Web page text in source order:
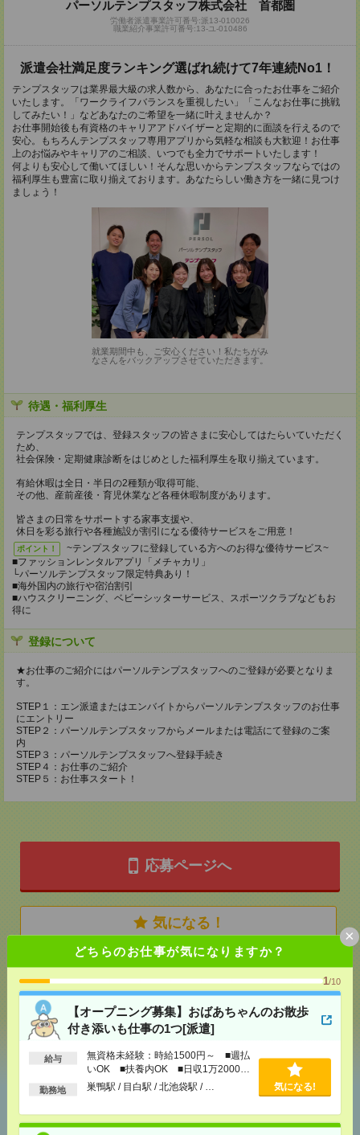
どちらのお仕事が気になりますか？
1/10
【オープニング募集】おばあちゃんのお散歩
付き添いも仕事の1つ[派遣]
給与
無資格未経験：時給1500円～ ■週払
いOK ■扶養内OK ■日収1万2000円
以上
勤務地 巣鴨駅 / 目白駅 / 北池袋駅 / … 気になる!
×
パーソルテンプスタッフ株式会社 首都圏
労働者派遣事業許可番号:派13-010026
職業紹介事業許可番号:13-ユ-010486
派遣会社満足度ランキング選ばれ続けて7年連続No1！
テンプスタッフは業界最大級の求人数から、あなたに合ったお仕事をご紹介
いたします。「ワークライフバランスを重視したい」「こんなお仕事に挑戦
してみたい！」などあなたのご希望を一緒に叶えませんか？
お仕事開始後も有資格のキャリアアドバイザーと定期的に面談を行えるので
安心。もちろんテンプスタッフ専用アプリから気軽な相談も大歓迎！お仕事
上のお悩みやキャリアのご相談、いつでも全力でサポートいたします！
何よりも安心して働いてほしい！そんな思いからテンプスタッフならではの
福利厚生も豊富に取り揃えております。あなたらしい働き方を一緒に見つけ
ましょう！
就業期間中も、ご安心ください！私たちがみ
なさんをバックアップさせていただきます。
待遇・福利厚生
テンプスタッフでは、登録スタッフの皆さまに安心してはたらいていただく
ため、
社会保険・定期健康診断をはじめとした福利厚生を取り揃えています。
有給休暇は全日・半日の2種類が取得可能、
その他、産前産後・育児休業など各種休暇制度があります。
皆さまの日常をサポートする家事支援や、
休日を彩る旅行や各種施設が割引になる優待サービスをご用意！
ポイント！
~テンプスタッフに登録している方へのお得な優待サービス~
■ファッションレンタルアプリ「メチャカリ」
└パーソルテンプスタッフ限定特典あり！
■海外国内の旅行や宿泊割引
■ハウスクリーニング、ベビーシッターサービス、スポーツクラブなどもお
得に
登録について
★お仕事のご紹介にはパーソルテンプスタッフへのご登録が必要となりま
す。
STEP１：エン派遣またはエンバイトからパーソルテンプスタッフのお仕事
にエントリー
STEP２：パーソルテンプスタッフからメールまたは電話にて登録のご案
内
STEP３：パーソルテンプスタッフへ登録手続き
STEP４：お仕事のご紹介
STEP５：お仕事スタート！
応募ページへ
気になる！
メールで送る LINEで送る
シェア ツイート
あなたの閲覧履歴からの